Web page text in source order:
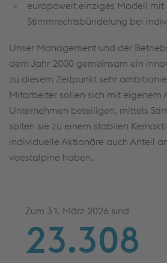
europaweit einziges Modell
Stimmrechtsbündelung bei
Unser Management und der
dem Jahr 2000 gemeinsam ein
zu diesem Zeitpunkt sehr
Mitarbeiter sollen sich mit eigenem
Unternehmen beteiligen, mittels
sollen sie zu einem stabilen
individuelle Aktionäre auch Anteil
voestalpine haben.
Zum 31. März 2026 sind
23.392